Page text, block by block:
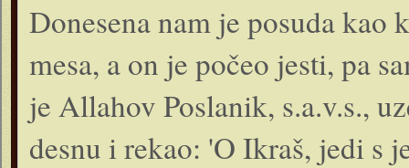
Donesena nam je posuda kao
mesa, a on je počeo jesti, pa
je Allahov Poslanik, s.a.v.s.,
desnu i rekao: 'O Ikraš, jedi s